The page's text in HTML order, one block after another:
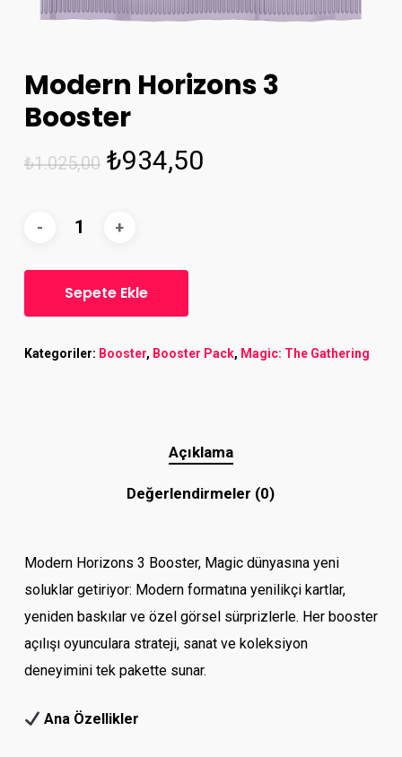
Modern Horizons 3
Booster
₺1.025,00 Orijinal
₺934,50Şu
Sepete Ekle
Kategoriler: Booster, Booster Pack, Magic: The Gathering
Açıklama
Değerlendirmeler (0)
Modern Horizons 3 Booster, Magic dünyasına yeni
soluklar getiriyor: Modern formatına yenilikçi kartlar,
yeniden baskılar ve özel görsel sürprizlerle. Her booster
açılışı oyunculara strateji, sanat ve koleksiyon
deneyimini tek pakette sunar.
Ana Özellikler